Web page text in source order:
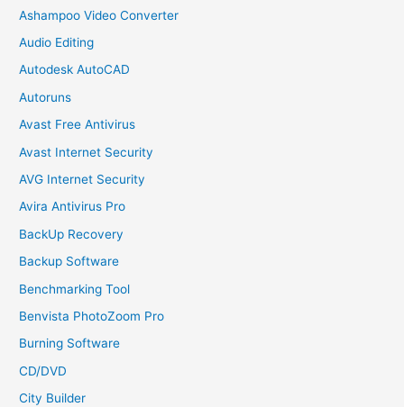
Ashampoo Video Converter
Audio Editing
Autodesk AutoCAD
Autoruns
Avast Free Antivirus
Avast Internet Security
AVG Internet Security
Avira Antivirus Pro
BackUp Recovery
Backup Software
Benchmarking Tool
Benvista PhotoZoom Pro
Burning Software
CD/DVD
City Builder